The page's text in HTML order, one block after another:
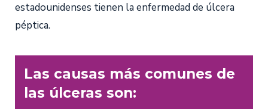
estadounidenses tienen la enfermedad de úlcera
péptica.
Las causas más comunes de
las úlceras son: